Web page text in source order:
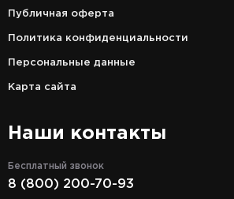
Публичная оферта
Политика конфиденциальности
Персональные данные
Карта сайта
Наши контакты
Бесплатный звонок
8 (800) 200-70-93